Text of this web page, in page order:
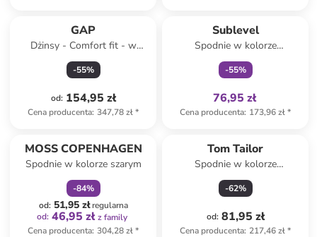
GAP
Dżinsy - Comfort fit - w
kolorze granatowym
-55%
od: 154,95 zł
Cena producenta: 347,78 zł*
Sublevel
Spodnie w kolorze
oliwkowym
-55%
76,95 zł
Cena producenta: 173,96 zł*
MOSS COPENHAGEN
Spodnie w kolorze szarym
-84%
od: 51,95 złregularna
od: 46,95 zł z family
Cena producenta: 304,28 zł*
Tom Tailor
Spodnie w kolorze
granatowym
-62%
od: 81,95 zł
Cena producenta: 217,46 zł*